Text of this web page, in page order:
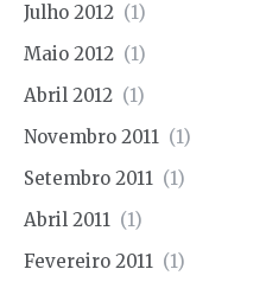
Julho 2012 (1)
Maio 2012 (1)
Abril 2012 (1)
Novembro 2011 (1)
Setembro 2011 (1)
Abril 2011 (1)
Fevereiro 2011 (1)